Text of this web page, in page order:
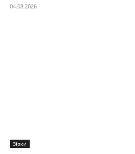
04.08.2026
Зірки